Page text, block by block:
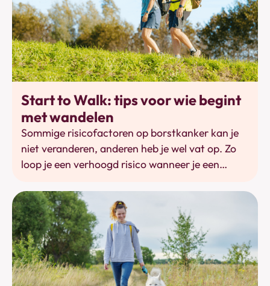
Start to Walk: tips voor wie begint
met wandelen
Sommige risicofactoren op borstkanker kan je
niet veranderen, anderen heb je wel vat op. Zo
loop je een verhoogd risico wanneer je een
minuten matige lichaamsbeweging per week
doet. En je hoeft heus geen marathon te lopen,
een dagelijkse stevige wandeling verlaagt niet
alleen je risico op borstkanker,
lichaamsbeweging versnelt ook je herstel én
vermindert het risico op herval. Wandelen is